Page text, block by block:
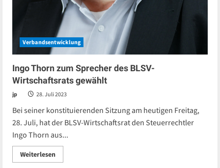
Verbandsentwicklung
Ingo Thorn zum Sprecher des BLSV-
Wirtschaftsrats gewählt
jp 28. Juli 2023
Bei seiner konstituierenden Sitzung am heutigen Freitag,
28. Juli, hat der BLSV-Wirtschaftsrat den Steuerrechtler
Ingo Thorn aus...
WeiterlesenRead
more